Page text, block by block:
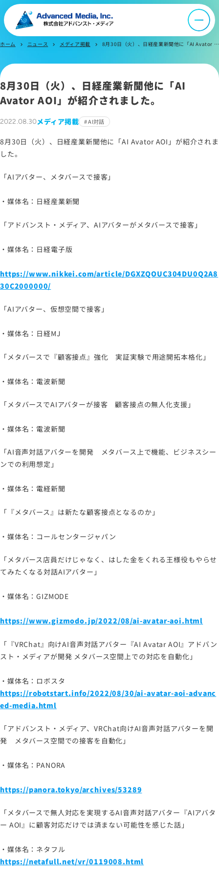
ニュース
IR情報
よくあるご質問
お問い合わせ
サイトのご利用について
ソーシャルメディアポリシー
情報セキュリティポリシー
メールマガジン
ホーム chevron_right ニュース chevron_right メディア掲載 chevron_right 8月30日（火）、日経産業新聞他に「AI Avator AOI」が紹介されました。
8月30日（火）、日経産業新聞他に「AI
Avator AOI」が紹介されました。
2022.08.30メディア掲載 AI対話
8月30日（火）、日経産業新聞他に「AI Avator AOI」が紹介されま
した。
「AIアバター、メタバースで接客」
・媒体名：日経産業新聞
「アドバンスト・メディア、AIアバターがメタバースで接客」
・媒体名：日経電子版
https://www.nikkei.com/article/DGXZQOUC304DU0Q2A8
30C2000000/
「AIアバター、仮想空間で接客」
・媒体名：日経MJ
「メタバースで『顧客接点』強化 実証実験で用途開拓本格化」
・媒体名：電波新聞
「メタバースでAIアバターが接客 顧客接点の無人化支援」
・媒体名：電波新聞
「AI音声対話アバターを開発 メタバース上で機能、ビジネスシー
ンでの利用想定」
・媒体名：電経新聞
「『メタバース』は新たな顧客接点となるのか」
・媒体名：コールセンタージャパン
「メタバース店員だけじゃなく、はした金をくれる王様役もやらせ
てみたくなる対話AIアバター」
・媒体名：GIZMODE
https://www.gizmodo.jp/2022/08/ai-avatar-aoi.html
「『VRChat』向けAI音声対話アバター『AI Avatar AOI』アドバン
スト・メディアが開発 メタバース空間上での対応を自動化」
・媒体名：ロボスタ
https://robotstart.info/2022/08/30/ai-avatar-aoi-advanc
ed-media.html
「アドバンスト・メディア、VRChat向けAI音声対話アバターを開
発 メタバース空間での接客を自動化」
・媒体名：PANORA
https://panora.tokyo/archives/53289
「メタバースで無人対応を実現するAI音声対話アバター『AIアバタ
ー AOI』に顧客対応だけでは済まない可能性を感じた話」
・媒体名：ネタフル
https://netafull.net/vr/0119008.html